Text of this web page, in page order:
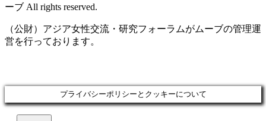
ーブ All rights reserved.
（公財）アジア女性交流・研究フォーラムがムーブの管理運
営を行っております。
プライバシーポリシーとクッキーについて